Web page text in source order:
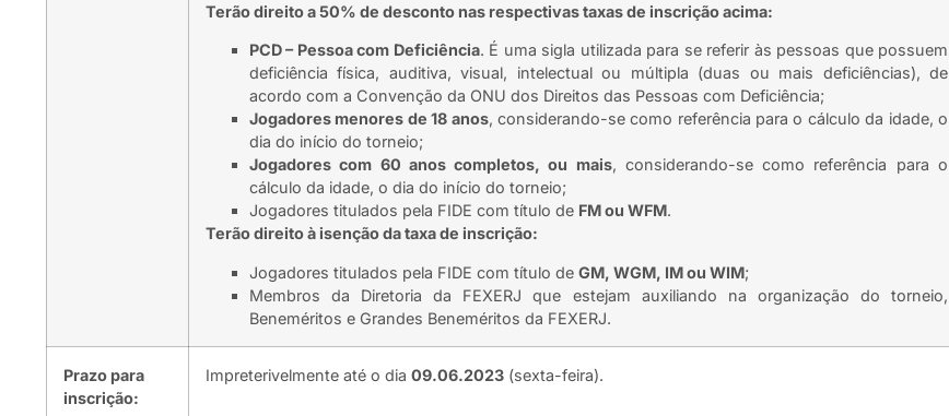
Terão direito a 50% de desconto nas respectivas taxas de inscrição acima:
PCD – Pessoa com Deficiência. É uma sigla utilizada para se referir às pessoas que possuem
deficiência física, auditiva, visual, intelectual ou múltipla (duas ou mais deficiências), de
acordo com a Convenção da ONU dos Direitos das Pessoas com Deficiência;
Jogadores menores de 18 anos, considerando-se como referência para o cálculo da idade, o
dia do início do torneio;
Jogadores com 60 anos completos, ou mais, considerando-se como referência para o
cálculo da idade, o dia do início do torneio;
Jogadores titulados pela FIDE com título de FM ou WFM.
Terão direito à isenção da taxa de inscrição:
Jogadores titulados pela FIDE com título de GM, WGM, IM ou WIM;
Membros da Diretoria da FEXERJ que estejam auxiliando na organização do torneio,
Beneméritos e Grandes Beneméritos da FEXERJ.
Prazo para
inscrição:
Impreterivelmente até o dia 09.06.2023 (sexta-feira).